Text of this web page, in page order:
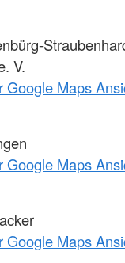
V.
Google Maps
Google Maps
Google Maps